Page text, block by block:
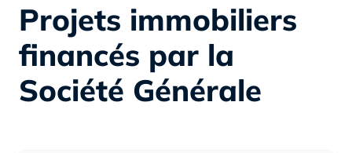
Projets immobiliers
financés par la
Société Générale